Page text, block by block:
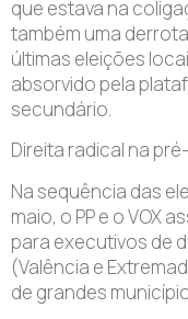
que estava na
também uma
últimas eleições
absorvido pela
secundário.
Direita radical na
Na sequência das
maio, o PP e o VOX
para executivos de
(Valência e
de grandes